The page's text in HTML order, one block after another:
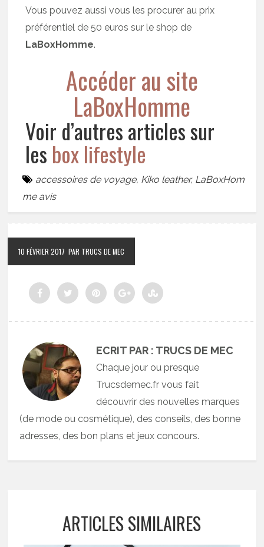
Vous pouvez aussi vous les procurer au prix
préférentiel de 50 euros sur le shop de
LaBoxHomme.
Accéder au site
LaBoxHomme
Voir d’autres articles sur
les box lifestyle
accessoires de voyage, Kiko leather, LaBoxHom
me avis
10 FÉVRIER 2017 PAR TRUCS DE MEC
ECRIT PAR : TRUCS DE MEC
Chaque jour ou presque
Trucsdemec.fr vous fait
découvrir des nouvelles marques
(de mode ou cosmétique), des conseils, des bonne
adresses, des bon plans et jeux concours.
ARTICLES SIMILAIRES